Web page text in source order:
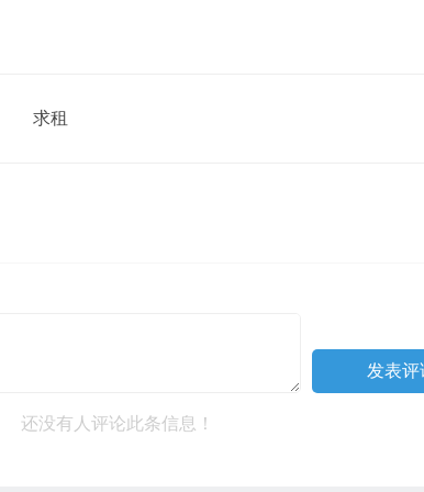
求租
还没有人评论此条信息！